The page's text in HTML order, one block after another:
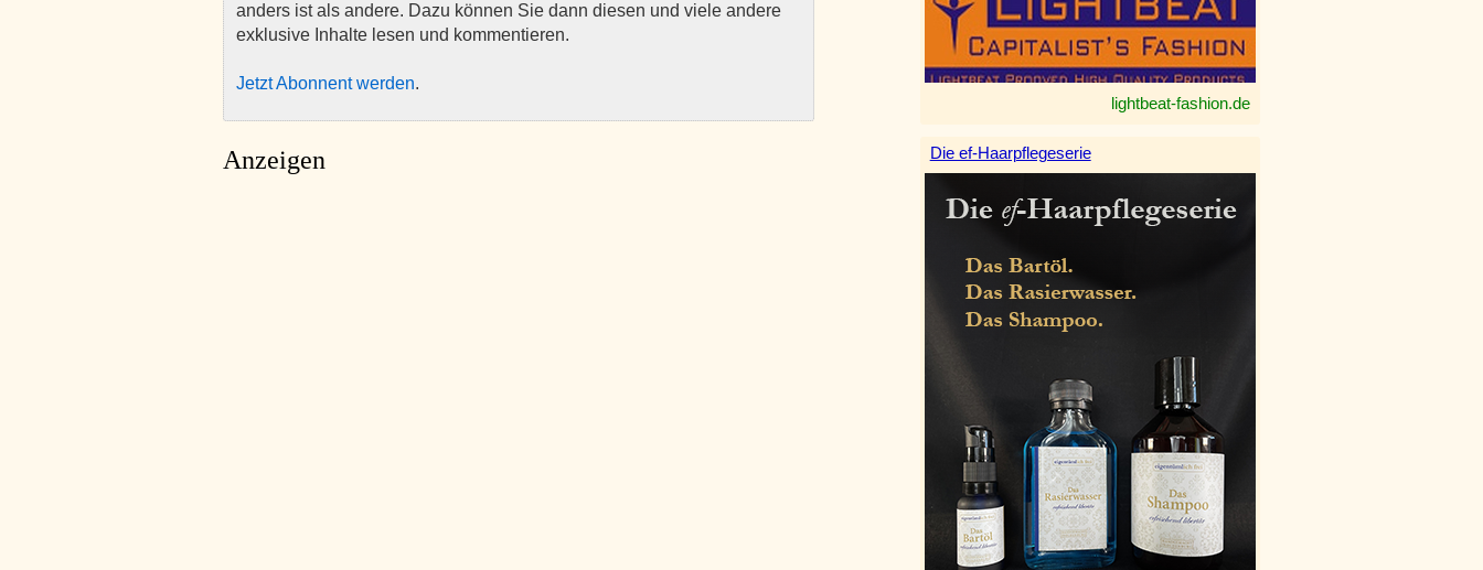
anders ist als andere. Dazu können Sie dann diesen und viele andere
exklusive Inhalte lesen und kommentieren.
Jetzt Abonnent werden.
Anzeigen
lightbeat-fashion.de
Die ef-Haarpflegeserie